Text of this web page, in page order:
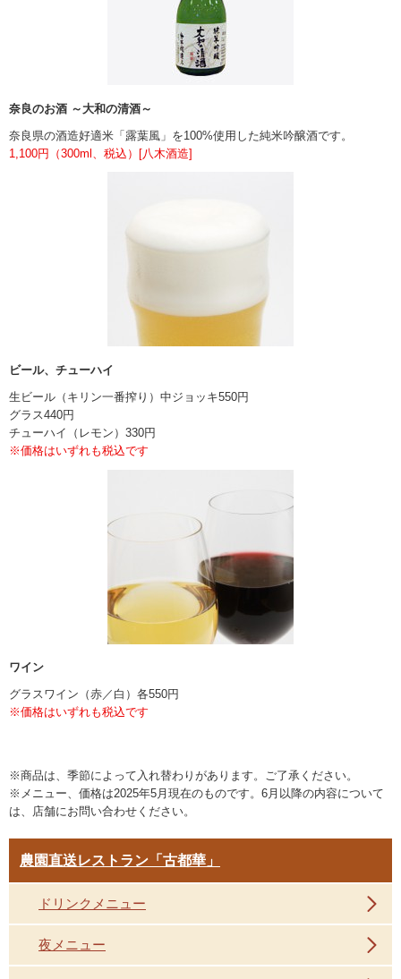
奈良のお酒 ～大和の清酒～
奈良県の酒造好適米「露葉風」を100%使用した純米吟醸酒です。
1,100円（300ml、税込）[八木酒造]
ビール、チューハイ
生ビール（キリン一番搾り）中ジョッキ550円
グラス440円
チューハイ（レモン）330円
※価格はいずれも税込です
ワイン
グラスワイン（赤／白）各550円
※価格はいずれも税込です
※商品は、季節によって入れ替わりがあります。ご了承ください。
※メニュー、価格は2025年5月現在のものです。6月以降の内容について
は、店舗にお問い合わせください。
農園直送レストラン「古都華」
ドリンクメニュー
夜メニュー